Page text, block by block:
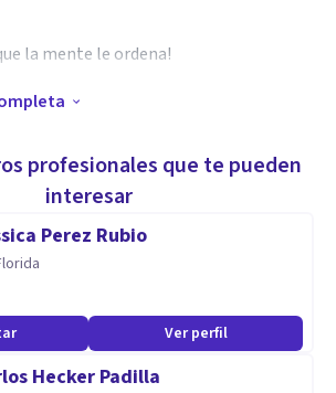
la mente le ordena!
/ Escucha activa y empatia /
/ Trabajo en Equipo
Alto rendimiento y Actividad Física.
profesionales que te pueden
interesar
Perez Rubio
Ver perfil
Hecker Padilla